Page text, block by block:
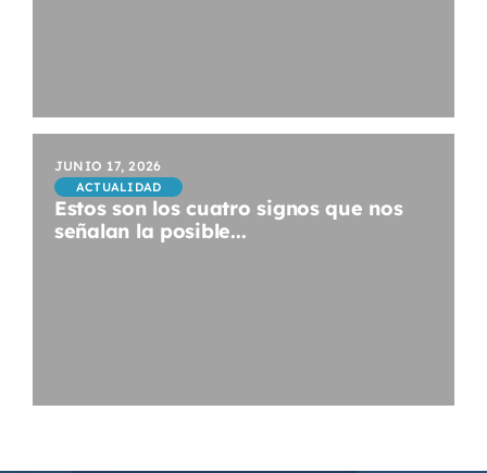
JUNIO 17, 2026
ACTUALIDAD
Estos son los cuatro signos que nos
señalan la posible...